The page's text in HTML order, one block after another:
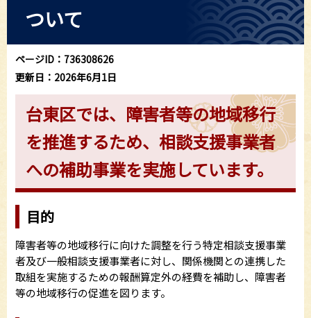
ついて
ページID：736308626
更新日：2026年6月1日
台東区では、障害者等の地域移行
を推進するため、相談支援事業者
への補助事業を実施しています。
目的
障害者等の地域移行に向けた調整を行う特定相談支援事業
者及び一般相談支援事業者に対し、関係機関との連携した
取組を実施するための報酬算定外の経費を補助し、障害者
等の地域移行の促進を図ります。